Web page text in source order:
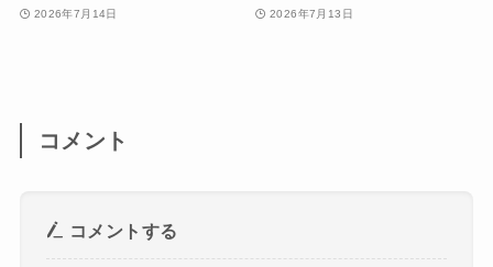
2026年7月14日 2026年7月13日
コメント
コメントする